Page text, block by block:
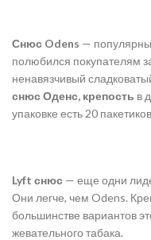
Снюс Odens —
полюбился покупателям
ненавязчивый
снюс Оденс, крепость в
упаковке есть 20
Lyft снюс — еще одни
Они легче, чем Odens.
большинстве вариантов
жевательного табака.